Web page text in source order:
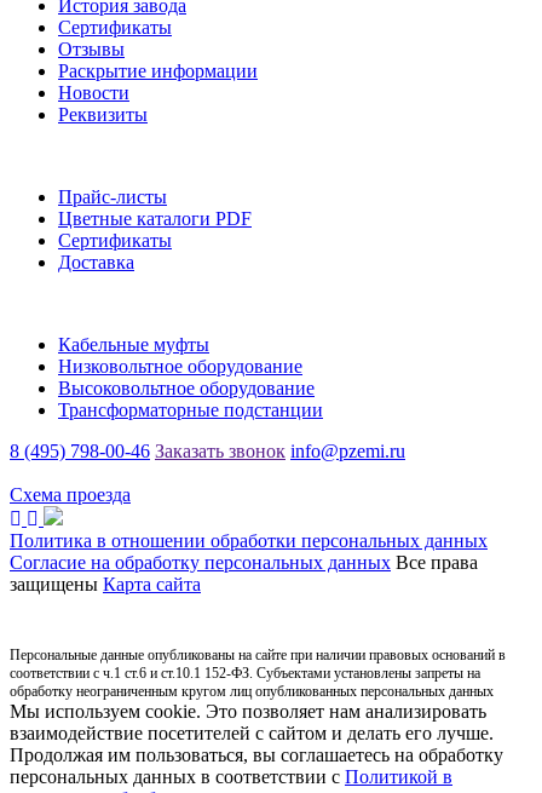
История завода
Сертификаты
Отзывы
Раскрытие информации
Новости
Реквизиты
Прайс-листы
Цветные каталоги PDF
Сертификаты
Доставка
Кабельные муфты
Низковольтное оборудование
Высоковольтное оборудование
Трансформаторные подстанции
8 (495) 798-00-46 Заказать звонок info@pzemi.ru
Схема проезда
Политика в отношении обработки персональных данных
Согласие на обработку персональных данных Все права
защищены Карта сайта
Персональные данные опубликованы на сайте при наличии правовых оснований в
соответствии с ч.1 ст.6 и ст.10.1 152-ФЗ. Субъектами установлены запреты на
обработку неограниченным кругом лиц опубликованных персональных данных
Мы используем cookie. Это позволяет нам анализировать
взаимодействие посетителей с сайтом и делать его лучше.
Продолжая им пользоваться, вы соглашаетесь на обработку
персональных данных в соответствии с Политикой в